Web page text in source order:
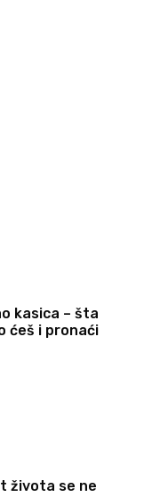
kasica – šta
ćeš i pronaći
života se ne